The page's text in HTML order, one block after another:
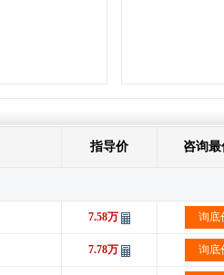
指导价 咨询最
7.58万 询底
7.78万 询底